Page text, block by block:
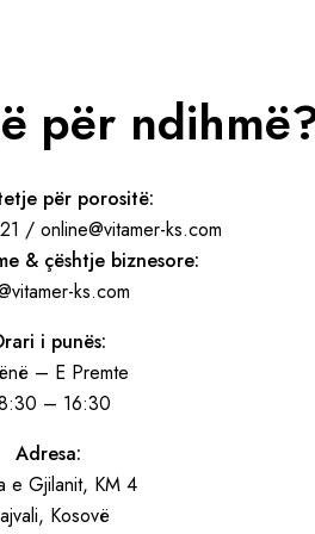
për
për porositë:
/ online@vitamer-ks.com
& çështje biznesore:
ks.com
i punës:
– E Premte
– 16:30
Adresa:
e Gjilanit, KM 4
Kosovë